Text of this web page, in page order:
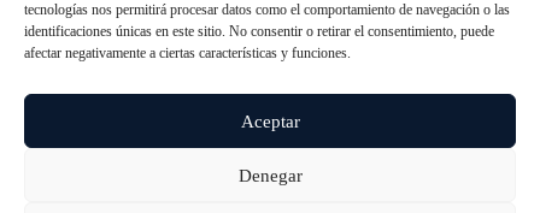
tecnologías nos permitirá procesar datos como el comportamiento de navegación o las
identificaciones únicas en este sitio. No consentir o retirar el consentimiento, puede
afectar negativamente a ciertas características y funciones.
Aceptar
Denegar
Protección De Datos
© 2026 ALL RIGHTS RESERVED